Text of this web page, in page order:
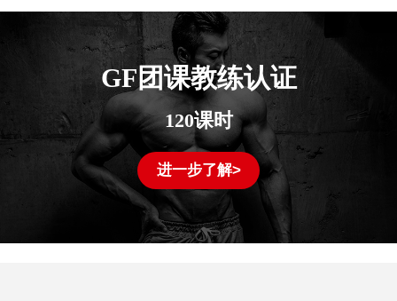
GF团课教练认证
120课时
进一步了解>